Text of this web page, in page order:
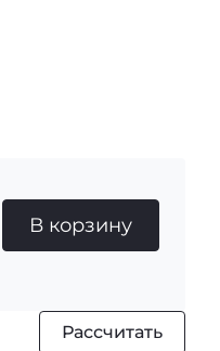
В корзину
Рассчитать